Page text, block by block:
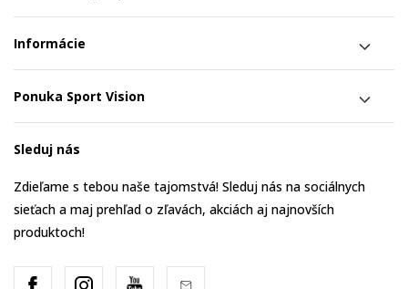
Informácie
Ponuka Sport Vision
Sleduj nás
Zdieľame s tebou naše tajomstvá! Sleduj nás na sociálnych
sieťach a maj prehľad o zľavách, akciách aj najnovších
produktoch!